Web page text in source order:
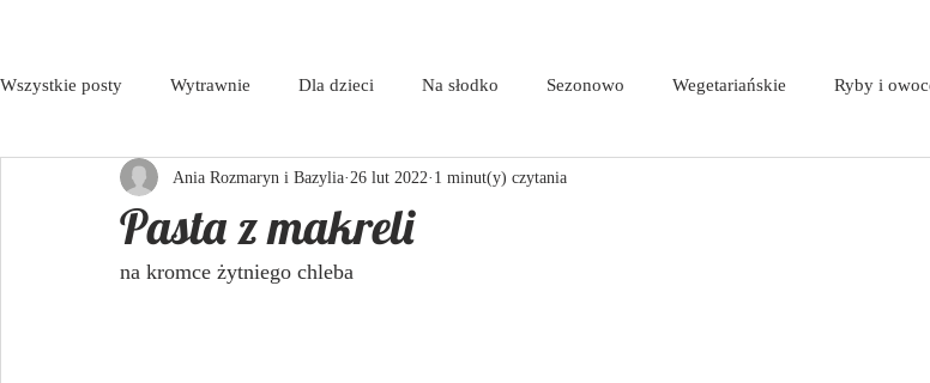
Wszystkie posty Wytrawnie Dla dzieci Na słodko Sezonowo Wegetariańskie Ryby i
Tapas / Antipasti Zupy Aktualności Pasty i dipy
Pasta z makreli
Ania Rozmaryn i Bazylia 26 lut 2022 1 minut(y) czytania
na kromce żytniego chleba